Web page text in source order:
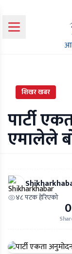
शिखर खबर
पार्टी
एमालेले
४८ पटक हेरिएको
0